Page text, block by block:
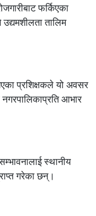
फर्किएका
तालिम
प्रशिक्षकले यो अवसर
आभार
स्थानीय
गरेका छन्।